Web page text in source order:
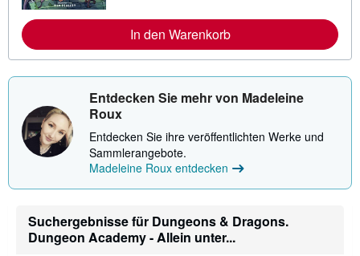
n
d
k
t
I
n
f
o
m
t
n
z
r
s
a
In den Warenkorb
Entdecken Sie mehr von Madeleine
Roux
Entdecken Sie ihre veröffentlichten Werke und
Sammlerangebote.
Madeleine Roux entdecken
Suchergebnisse für Dungeons & Dragons.
Dungeon Academy - Allein unter...